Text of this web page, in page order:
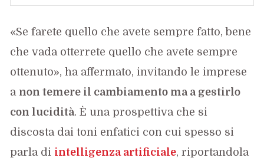
«Se farete quello che avete sempre fatto, bene
che vada otterrete quello che avete sempre
ottenuto», ha affermato, invitando le imprese
a non temere il cambiamento ma a gestirlo
con lucidità. È una prospettiva che si
discosta dai toni enfatici con cui spesso si
parla di intelligenza artificiale, riportandola